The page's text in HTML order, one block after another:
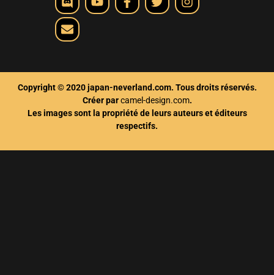
Copyright © 2020 japan-neverland.com. Tous droits réservés.
Créer parcamel-design.com.
Les images sont la propriété de leurs auteurs et éditeurs
respectifs.